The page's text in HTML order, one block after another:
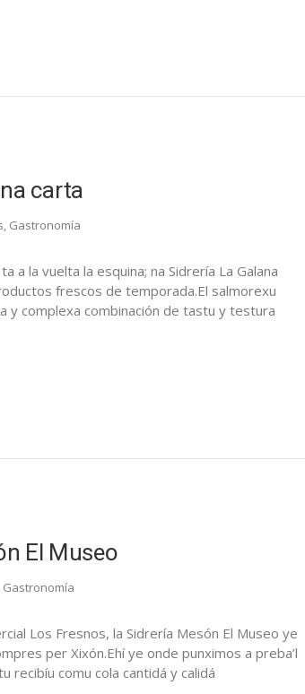
carta
, Gastronomía
a la vuelta la esquina; na Sidrería La Galana
frescos de temporada.El salmorexu
y complexa combinación de tastu y testura
El Museo
Gastronomía
Los Fresnos, la Sidrería Mesón El Museo ye
per Xixón.Ehí ye onde punximos a preba’l
recibíu comu cola cantidá y calidá